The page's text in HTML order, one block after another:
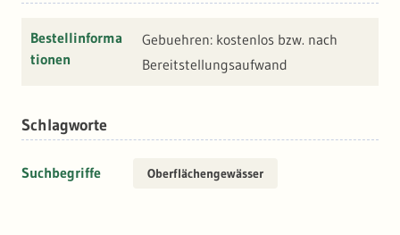
Bestellinforma
tionen
Gebuehren: kostenlos bzw. nach
Bereitstellungsaufwand
Schlagworte
Suchbegriffe Oberflächengewässer